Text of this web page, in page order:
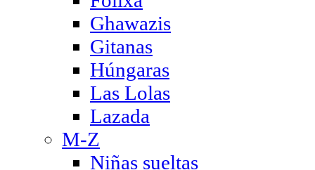
Ghawazis
Gitanas
Húngaras
Las Lolas
Lazada
M-Z
Niñas sueltas